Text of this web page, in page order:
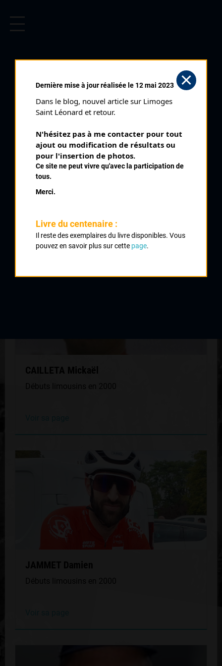
PALMARÈS
2000 , Albi
1 Tour de la Corrèze Classement Jeunes
8 Tour de la Corrèze 5 ème étape
QUELQUES COUREURS DE LA
MÊME GÉNÉRATION
CAILLETA Mickaël
Débuts limousins en 2000
Dernière mise à jour réalisée le 12 mai 2023
Dans le blog, nouvel article sur Limoges
Saint Léonard et retour.
N'hésitez pas à me contacter pour tout
ajout ou modification de résultats ou
pour l'insertion de photos.
Ce site ne peut vivre qu'avec la participation de
tous.
Merci.
Livre du centenaire :
Il reste des exemplaires du livre disponibles. Vous
pouvez en savoir plus sur cette page.